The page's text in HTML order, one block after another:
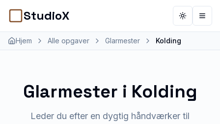
StudioX ToggleÅbn
Hjem Alle opgaver Glarmester Kolding
Glarmester i Kolding
Leder du efter en dygtig håndværker til